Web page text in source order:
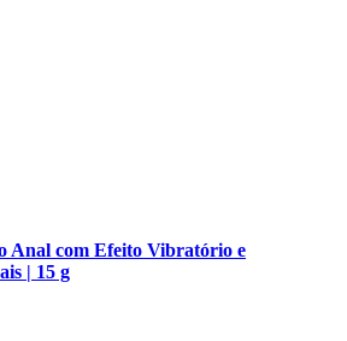
Anal com Efeito Vibratório e
| 15 g